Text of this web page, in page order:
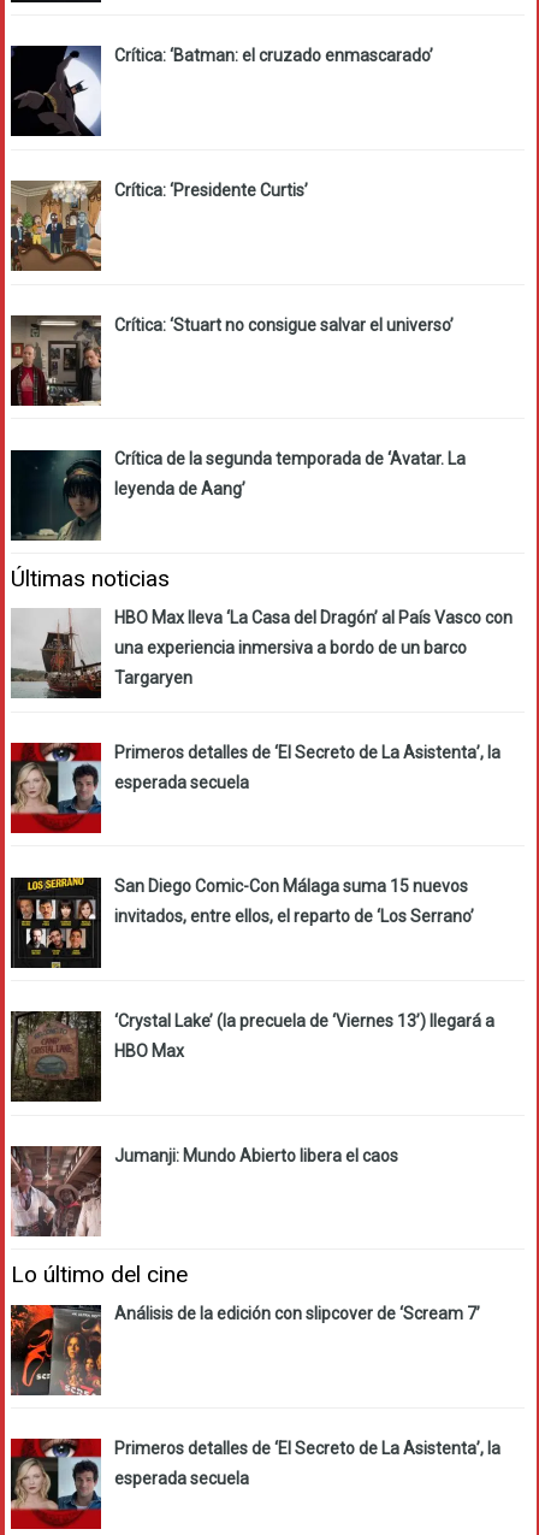
Crítica: ‘Batman: el cruzado enmascarado’
Crítica: ‘Presidente Curtis’
Crítica: ‘Stuart no consigue salvar el universo’
Crítica de la segunda temporada de ‘Avatar. La
leyenda de Aang’
Últimas noticias
HBO Max lleva ‘La Casa del Dragón’ al País Vasco con
una experiencia inmersiva a bordo de un barco
Targaryen
Primeros detalles de ‘El Secreto de La Asistenta’, la
esperada secuela
San Diego Comic-Con Málaga suma 15 nuevos
invitados, entre ellos, el reparto de ‘Los Serrano’
‘Crystal Lake’ (la precuela de ‘Viernes 13’) llegará a
HBO Max
Jumanji: Mundo Abierto libera el caos
Lo último del cine
Análisis de la edición con slipcover de ‘Scream 7’
Primeros detalles de ‘El Secreto de La Asistenta’, la
esperada secuela